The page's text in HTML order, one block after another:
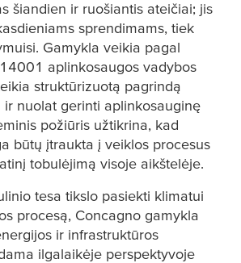
šiandien ir ruošiantis ateičiai; jis
sprendimams, tiek
Gamykla veikia pagal
aplinkosaugos vadybos
struktūrizuotą pagrindą
ir nuolat gerinti aplinkosauginę
požiūris užtikrina, kad
būtų įtraukta į veiklos procesus
tobulėjimą visoje aikštelėje.
tesa tikslo pasiekti klimatui
procesą, Concagno gamykla
ir infrastruktūros
ilgalaikėje perspektyvoje